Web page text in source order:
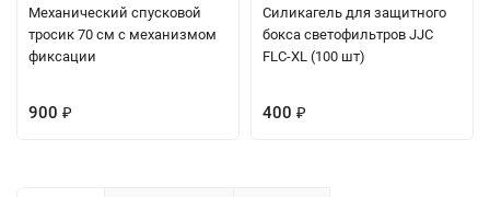
Механический спусковой
тросик 70 см с механизмом
фиксации
900 ₽
Силикагель для защитного
бокса светофильтров JJC
FLC-XL (100 шт)
400 ₽